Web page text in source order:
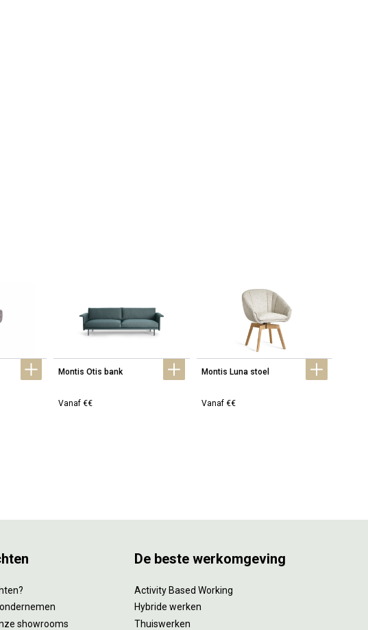
Montis Otis bank
Vanaf €€
Montis Luna stoel
Vanaf €€
showrooms
De beste werkomgeving
Activity Based Working
Hybride werken
Thuiswerken